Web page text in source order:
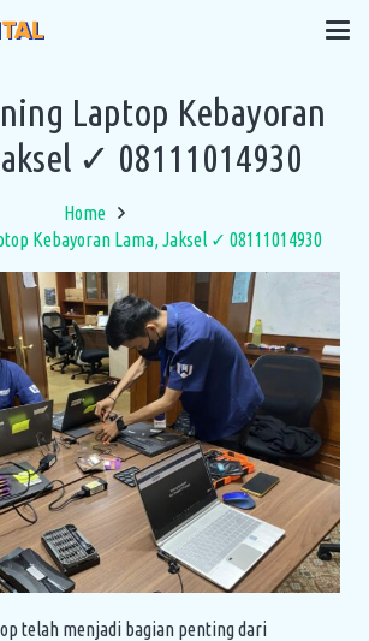
Laptop Kebayoran
✓ 08111014930
Home
Kebayoran Lama, Jaksel ✓ 08111014930
telah menjadi bagian penting dari